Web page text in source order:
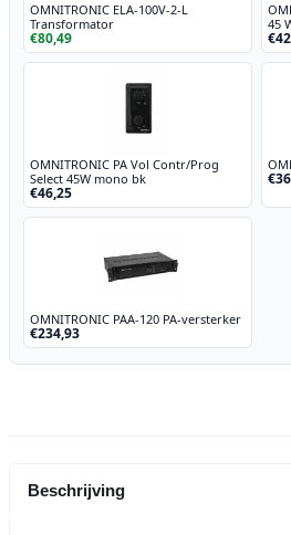
OMNITRONIC ELA-100V-2-L
Transformator
€80,49
45
OMNITRONIC PA Vol Contr/Prog
Select 45W mono bk
€46,25
OMNITRONIC PAA-120 PA-versterker
€234,93
Beschrijving